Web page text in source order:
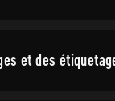
et des